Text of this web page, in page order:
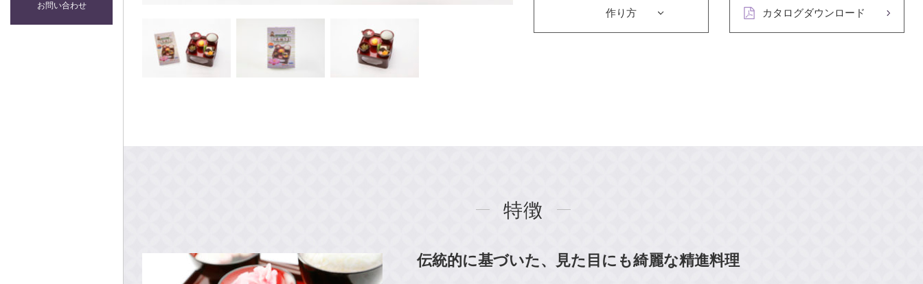
お問い合わせ
作り方 カタログダウンロード
特徴
伝統的に基づいた、見た目にも綺麗な精進料理